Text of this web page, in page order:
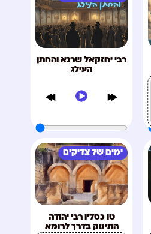
רבי יחזקאל שרגא והחתן
העילג
ימים של צדיקים
טו כסליו רבי יהודה
התינוק בדרך לרומא